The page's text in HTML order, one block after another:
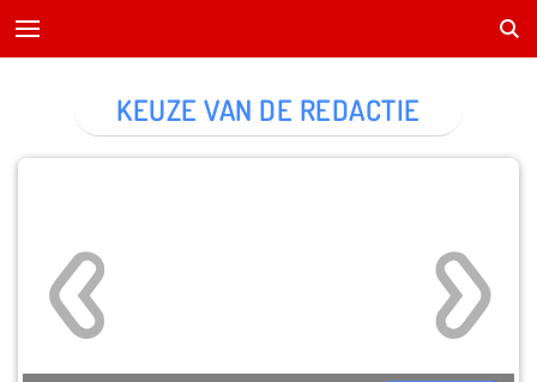
KEUZE VAN DE REDACTIE